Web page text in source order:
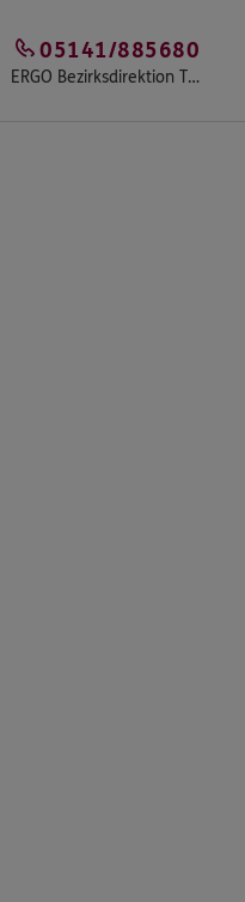
ERGO Bezirksdirektion Tiegs & Team
05141/885680